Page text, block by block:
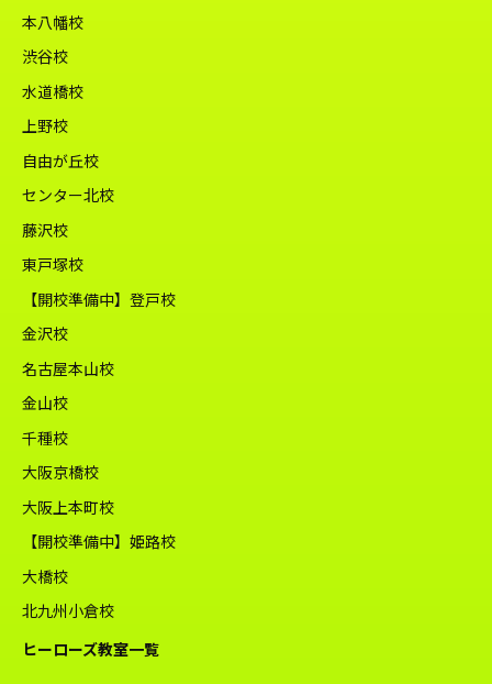
本八幡校
渋谷校
水道橋校
上野校
自由が丘校
センター北校
藤沢校
東戸塚校
【開校準備中】登戸校
金沢校
名古屋本山校
金山校
千種校
大阪京橋校
大阪上本町校
【開校準備中】姫路校
大橋校
北九州小倉校
ヒーローズ教室一覧